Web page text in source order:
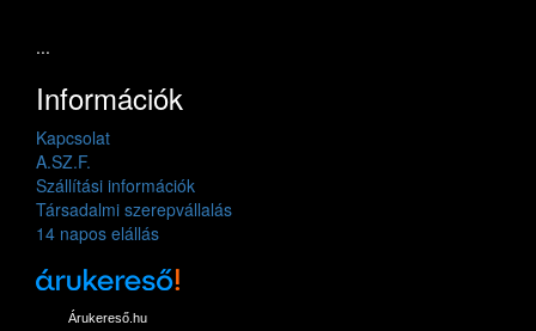
...
Információk
Kapcsolat
A.SZ.F.
Szállítási információk
Társadalmi szerepvállalás
14 napos elállás
Árukereső.hu